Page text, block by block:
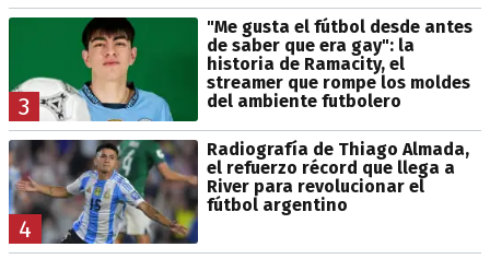
3
"Me gusta el fútbol desde antes
de saber que era gay": la
historia de Ramacity, el
streamer que rompe los moldes
del ambiente futbolero
4
Radiografía de Thiago Almada,
el refuerzo récord que llega a
River para revolucionar el
fútbol argentino